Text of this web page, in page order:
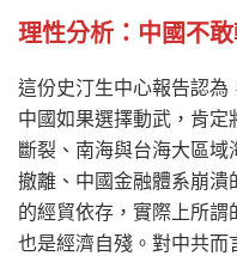
理性分析：中國不
這份史汀生中心報告認為
中國如果選擇動武，肯
斷裂、南海與台海大區
撤離、中國金融體系崩
的經貿依存，實際上所謂
也是經濟自殘。對中共而